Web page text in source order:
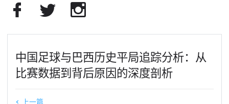
中国足球与巴西历史平局追踪分析：从
比赛数据到背后原因的深度剖析
< 上一篇